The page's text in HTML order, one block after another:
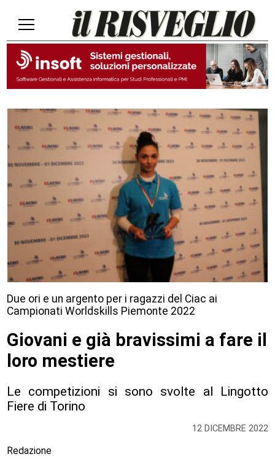
12 DICEMBRE 2022
Due ori e un argento per i ragazzi del Ciac ai
Campionati Worldskills Piemonte 2022
Giovani e già bravissimi a fare il
loro mestiere
Le competizioni si sono svolte al Lingotto
Fiere di Torino
Redazione